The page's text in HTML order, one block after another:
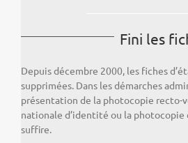
Fini les
Depuis décembre 2000, les fiches
supprimées. Dans les démarches
présentation de la photocopie recto-
nationale d’identité ou la
suffire.